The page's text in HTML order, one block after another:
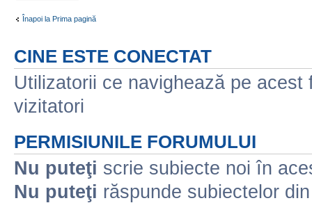
Înapoi la Prima pagină
CINE ESTE CONECTAT
Utilizatorii ce navighează pe
vizitatori
PERMISIUNILE FORUMULUI
Nu puteţi scrie subiecte noi în
Nu puteţi răspunde subiectelor